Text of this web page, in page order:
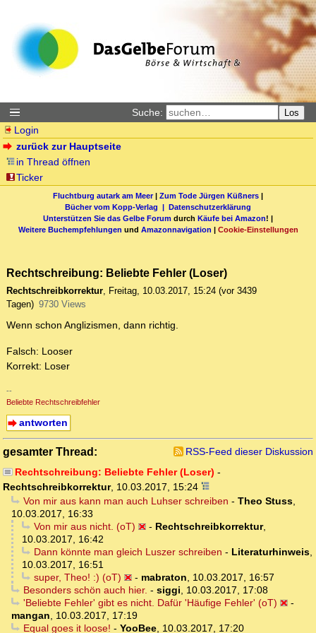
Suche: Los
Login
zurück zur Hauptseite
in Thread öffnen
Ticker
Fluchtburg autark am Meer| Zum Tode Jürgen Küßners |
Bücher vom Kopp-Verlag | Datenschutzerklärung
Unterstützen Sie das Gelbe Forum durch Käufe bei Amazon! |
Weitere Buchempfehlungen und Amazonnavigation | Cookie-Einstellungen
Rechtschreibung: Beliebte Fehler (Loser)
Rechtschreibkorrektur, Freitag, 10.03.2017, 15:24 (vor 3439
Tagen) 9730 Views
Wenn schon Anglizismen, dann richtig.
Falsch: Looser
Korrekt: Loser
--
Beliebte Rechtschreibfehler
antworten
gesamter Thread:
RSS-Feed dieser Diskussion
Rechtschreibung: Beliebte Fehler (Loser) -
Rechtschreibkorrektur, 10.03.2017, 15:24
Von mir aus kann man auch Luhser schreiben - Theo Stuss,
10.03.2017, 16:33
Von mir aus nicht. (oT)
- Rechtschreibkorrektur,
10.03.2017, 16:42
Dann könnte man gleich Luszer schreiben - Literaturhinweis,
10.03.2017, 16:51
super, Theo! :) (oT)
- mabraton, 10.03.2017, 16:57
Besonders schön auch hier. - siggi, 10.03.2017, 17:08
'Beliebte Fehler' gibt es nicht. Dafür 'Häufige Fehler' (oT)
-
mangan, 10.03.2017, 17:19
Equal goes it loose! - YooBee, 10.03.2017, 17:20